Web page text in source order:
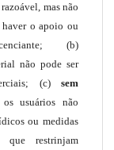
mas não
o apoio ou
(b)
não pode ser
(c) sem
usuários não
ou medidas
que restrinjam